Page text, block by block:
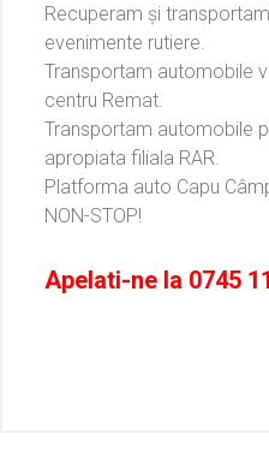
Recuperam și
evenimente rutiere.
Transportam automobile
centru Remat.
Transportam automobile
apropiata filiala RAR.
Platforma auto Capu
NON-STOP!
Apelati-ne la 0745